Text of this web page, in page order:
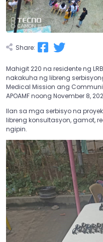
Share:
Mahigit 220 na residente ng
nakakuha ng libreng
Medical Mission ang
APOAMF noong November 8,
Ilan sa mga serbisyo na
libreng konsultasyon, gamot,
ngipin.